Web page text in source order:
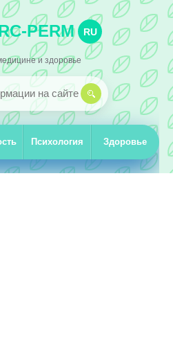
PERM RU
и здоровье
Психология Здоровье